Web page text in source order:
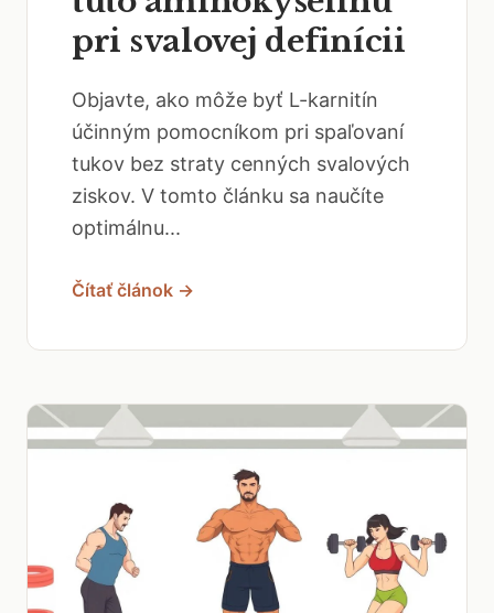
pri svalovej definícii
Objavte, ako môže byť L-karnitín
účinným pomocníkom pri spaľovaní
tukov bez straty cenných svalových
ziskov. V tomto článku sa naučíte
optimálnu...
Čítať článok →